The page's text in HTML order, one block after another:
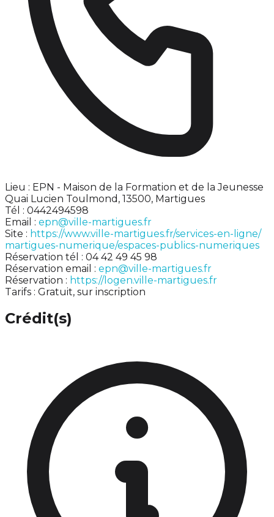
Lieu : EPN - Maison de la Formation et de la Jeunesse
Quai Lucien Toulmond, 13500, Martigues
Tél : 0442494598
Email : epn@ville-martigues.fr
Site : https://www.ville-martigues.fr/services-en-ligne/
martigues-numerique/espaces-publics-numeriques
Réservation tél : 04 42 49 45 98
Réservation email : epn@ville-martigues.fr
Réservation : https://logen.ville-martigues.fr
Tarifs : Gratuit, sur inscription
Crédit(s)